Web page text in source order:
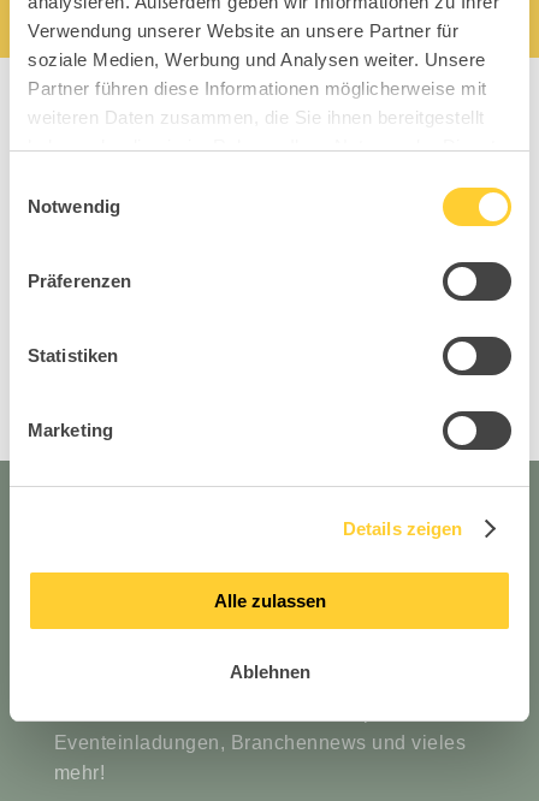
Verwendung unserer Website an unsere Partner für
soziale Medien, Werbung und Analysen weiter. Unsere
Partner führen diese Informationen möglicherweise mit
weiteren Daten zusammen, die Sie ihnen bereitgestellt
haben oder die sie im Rahmen Ihrer Nutzung der Dienste
Notwendig
Präferenzen
Statistiken
Marketing
Details zeigen
Alle zulassen
Ablehnen
#topstarnews
Erhalte immer die ersten Einblicke über neue
Eventeinladungen, Branchennews und vieles
mehr!